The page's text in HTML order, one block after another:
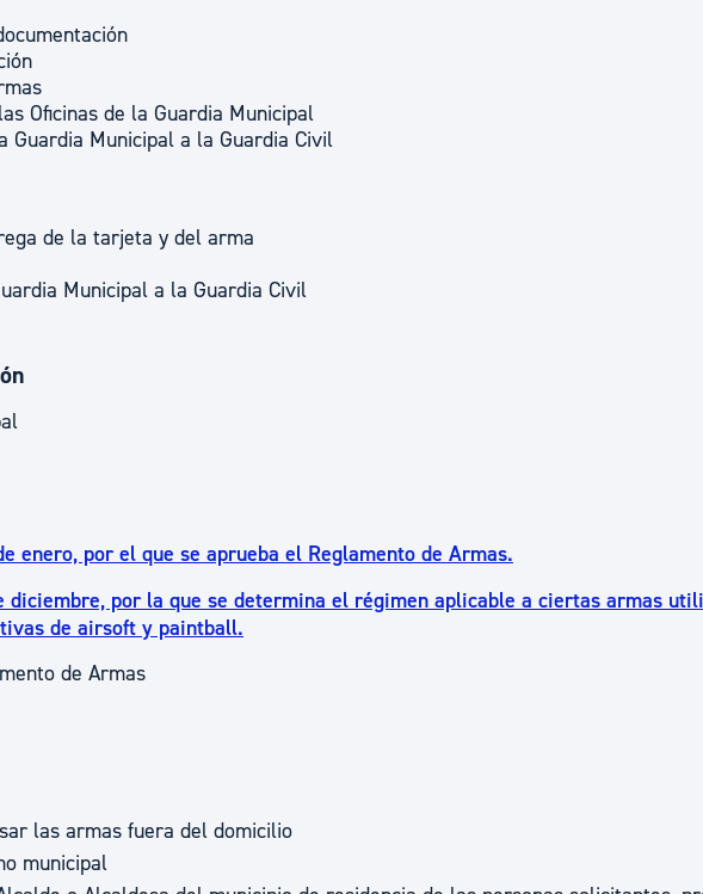
Oficinas de la Guardia Municipal
Guardia Municipal a la Guardia Civil
de la tarjeta y del arma
Municipal a la Guardia Civil
enero, por el que se aprueba el Reglamento de Armas.
diciembre, por la que se determina el régimen aplicable a ciertas armas
de airsoft y paintball.
de Armas
las armas fuera del domicilio
municipal